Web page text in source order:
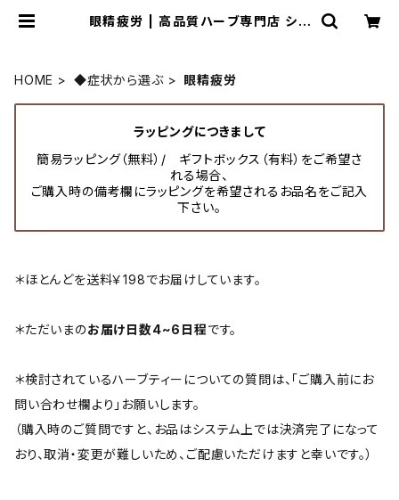
眼精疲労 | 高品質ハーブ専門店 シュ
HOME ◆症状から選ぶ 眼精疲労
ラッピングにつきまして
簡易ラッピング（無料）/ ギフトボックス（有料）をご希望さ
れる場合、
ご購入時の備考欄にラッピングを希望されるお品名をご記入
下さい。
＊ほとんどを送料￥198でお届けしています。
＊ただいまのお届け日数4~6日程です。
＊検討されているハーブティーについての質問は、「ご購入前にお
問い合わせ欄より」お願いします。
（購入時のご質問ですと、お品はシステム上では決済完了になって
おり、取消・変更が難しいため、ご配慮いただけますと幸いです。）